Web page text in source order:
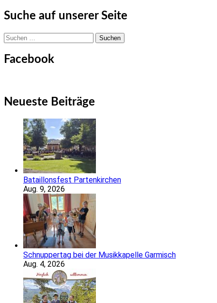
Suche auf unserer Seite
Suchen
nach:
Facebook
Neueste Beiträge
Bataillonsfest Partenkirchen
Aug. 9, 2026
Schnuppertag bei der Musikkapelle Garmisch
Aug. 4, 2026